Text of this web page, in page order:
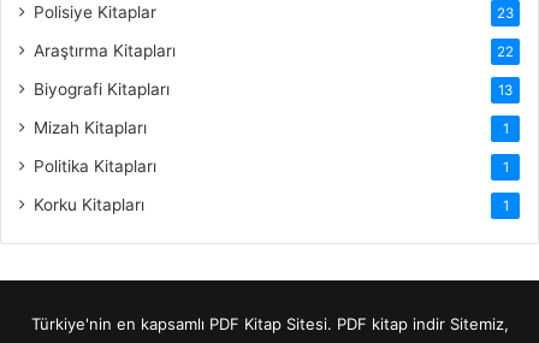
Polisiye Kitaplar 23
Araştırma Kitapları 22
Biyografi Kitapları 13
Mizah Kitapları 1
Politika Kitapları 1
Korku Kitapları 1
Türkiye'nin en kapsamlı PDF Kitap Sitesi. PDF kitap indirSitemiz,